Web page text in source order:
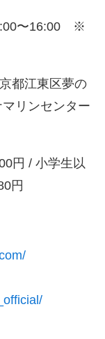
〜16:00 ※
都江東区夢の
リンセンター
円 / 小学生以
円